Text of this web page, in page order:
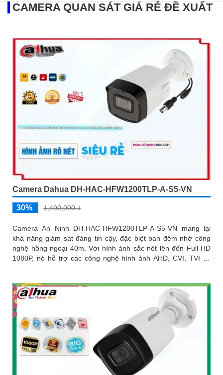
CAMERA QUAN SÁT GIÁ RẺ ĐỀ XUẤT
Camera Dahua DH-HAC-HFW1200TLP-A-S5-VN
30% 1,400,000 ₫
Camera An Ninh DH-HAC-HFW1200TLP-A-S5-VN mang lại
khả năng giám sát đáng tin cậy, đặc biệt ban đêm nhờ công
nghệ hồng ngoại 40m. Với hình ảnh sắc nét lên đến Full HD
1080P, nó hỗ trợ các công nghệ hình ảnh AHD, CVI, TVI và